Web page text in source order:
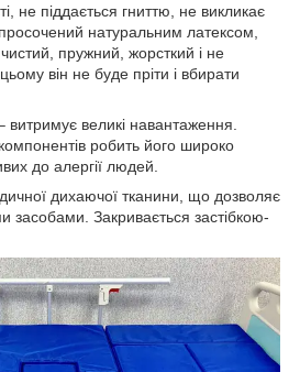
не піддається гниттю, не викликає
натуральним латексом,
чистий, пружний, жорсткий і не
він не буде пріти і вбирати
витримує великі навантаження.
робить його широко
до алергії людей.
дихаючої тканини, що дозволяє
засобами. Закривається застібкою-